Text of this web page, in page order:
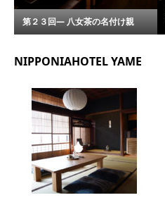
第２３回― 八女茶の名付け親
NIPPONIAHOTEL YAME